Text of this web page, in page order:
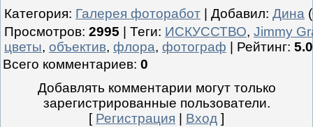
Категория: Галерея фоторабот Добавил: Дина
Просмотров: 2995 Теги: ИСКУССТВО, Jimmy
цветы, объектив, флора, фотограф Рейтинг: 5.0
Всего комментариев: 0
Добавлять комментарии могут только
зарегистрированные пользователи.
[ Регистрация Вход ]